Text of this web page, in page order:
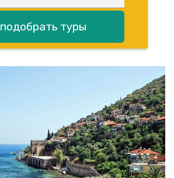
подобрать туры